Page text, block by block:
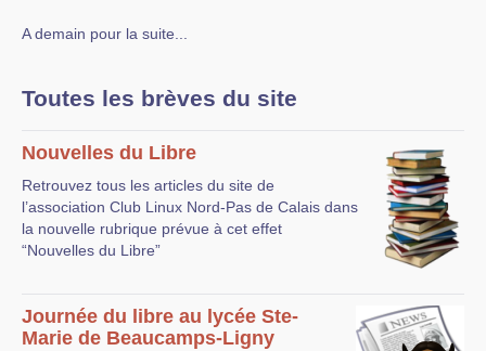
A demain pour la suite...
Toutes les brèves du site
Nouvelles du Libre
Retrouvez tous les articles du site de
l’association Club Linux Nord-Pas de Calais dans
la nouvelle rubrique prévue à cet effet
“Nouvelles du Libre”
Journée du libre au lycée Ste-
Marie de Beaucamps-Ligny